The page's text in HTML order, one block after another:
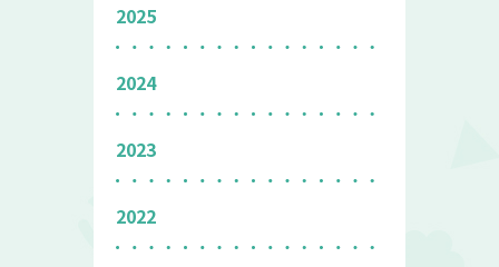
2025
2024
2023
2022